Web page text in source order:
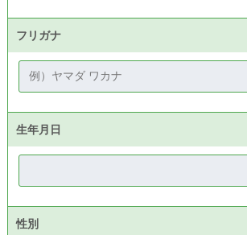
フリガナ
生年月日
性別